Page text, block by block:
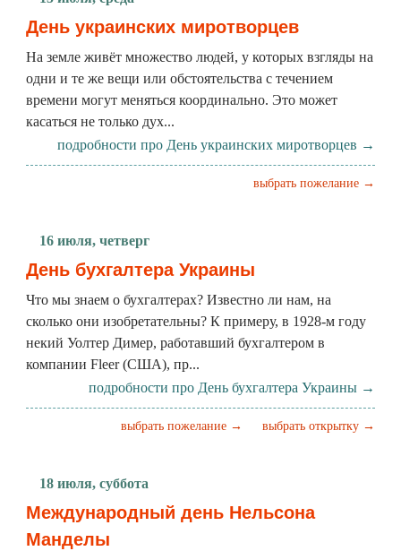
День украинских миротворцев
На земле живёт множество людей, у которых взгляды на
одни и те же вещи или обстоятельства с течением
времени могут меняться координально. Это может
касаться не только дух...
подробности про День украинских миротворцев →
выбрать пожелание →
16 июля, четверг
День бухгалтера Украины
Что мы знаем о бухгалтерах? Известно ли нам, на
сколько они изобретательны? К примеру, в 1928-м году
некий Уолтер Димер, работавший бухгалтером в
компании Fleer (США), пр...
подробности про День бухгалтера Украины →
выбрать открытку →
выбрать пожелание →
18 июля, суббота
Международный день Нельсона
Манделы